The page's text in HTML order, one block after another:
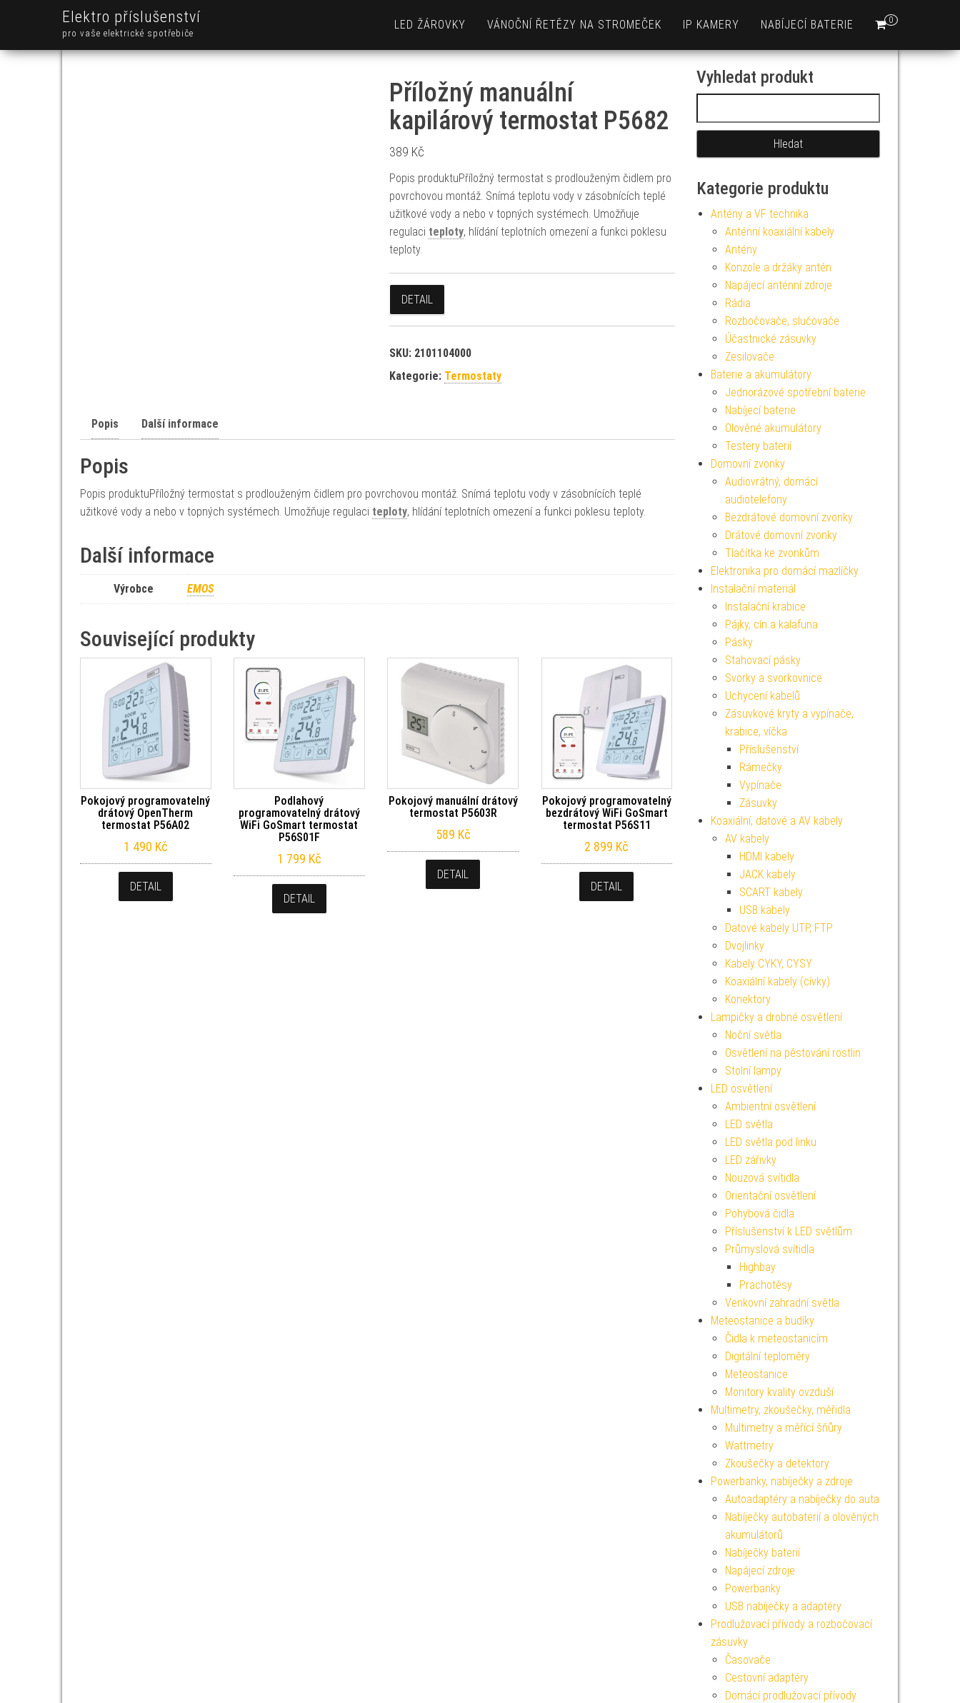
Elektro příslušenství
pro vaše elektrické spotřebiče
0
LED ŽÁROVKY VÁNOČNÍ ŘETĚZY NA STROMEČEK IP KAMERY NABÍJECÍ BATERIE
Příložný manuální
kapilárový termostat P5682
389 Kč
Popis produktuPříložný termostat s prodlouženým čidlem pro
povrchovou montáž. Snímá teplotu vody v zásobnících teplé
užitkové vody a nebo v topných systémech. Umožňuje
regulaci teploty, hlídání teplotních omezení a funkci poklesu
teploty.
DETAIL
SKU: 2101104000
Kategorie: Termostaty
Popis Další informace
Popis
Popis produktuPříložný termostat s prodlouženým čidlem pro povrchovou montáž. Snímá teplotu vody v zásobnících teplé
užitkové vody a nebo v topných systémech. Umožňuje regulaci teploty, hlídání teplotních omezení a funkci poklesu teploty.
Další informace
Výrobce EMOS
Související produkty
Pokojový programovatelný
drátový OpenTherm
termostat P56A02
1 490 Kč
DETAIL
Podlahový
programovatelný drátový
WiFi GoSmart termostat
P56S01F
1 799 Kč
DETAIL
Pokojový manuální drátový
termostat P5603R
589 Kč
DETAIL
Pokojový programovatelný
bezdrátový WiFi GoSmart
termostat P56S11
2 899 Kč
DETAIL
Vyhledat produkt
Kategorie produktu
Antény a VF technika
Anténní koaxiální kabely
Antény
Konzole a držáky antén
Napájecí anténní zdroje
Rádia
Rozbočovače, slučovače
Účastnické zásuvky
Zesilovače
Baterie a akumulátory
Jednorázové spotřební baterie
Nabíjecí baterie
Olověné akumulátory
Testery baterií
Domovní zvonky
Audiovrátný, domácí
audiotelefony
Bezdrátové domovní zvonky
Drátové domovní zvonky
Tlačítka ke zvonkům
Elektronika pro domácí mazlíčky
Instalační materiál
Instalační krabice
Pájky, cín a kalafuna
Pásky
Stahovací pásky
Svorky a svorkovnice
Uchycení kabelů
Zásuvkové kryty a vypínače,
krabice, víčka
Příslušenství
Rámečky
Vypínače
Zásuvky
Koaxiální, datové a AV kabely
AV kabely
HDMI kabely
JACK kabely
SCART kabely
USB kabely
Datové kabely UTP, FTP
Dvojlinky
Kabely CYKY, CYSY
Koaxiální kabely (cívky)
Konektory
Lampičky a drobné osvětlení
Noční světla
Osvětlení na pěstování rostlin
Stolní lampy
LED osvětlení
Ambientní osvětlení
LED světla
LED světla pod linku
LED zářivky
Nouzová svítidla
Orientační osvětlení
Pohybová čidla
Příslušenství k LED světlům
Průmyslová svítidla
Highbay
Prachotěsy
Venkovní zahradní světla
Meteostanice a budíky
Čidla k meteostanicím
Digitální teploměry
Meteostanice
Monitory kvality ovzduší
Multimetry, zkoušečky, měřidla
Multimetry a měřící šňůry
Wattmetry
Zkoušečky a detektory
Powerbanky, nabíječky a zdroje
Autoadaptéry a nabíječky do auta
Nabíječky autobaterií a olověných
akumulátorů
Nabíječky baterií
Napájecí zdroje
Powerbanky
USB nabíječky a adaptéry
Prodlužovací přívody a rozbočovací
zásuvky
Časovače
Cestovní adaptéry
Domácí prodlužovací přívody